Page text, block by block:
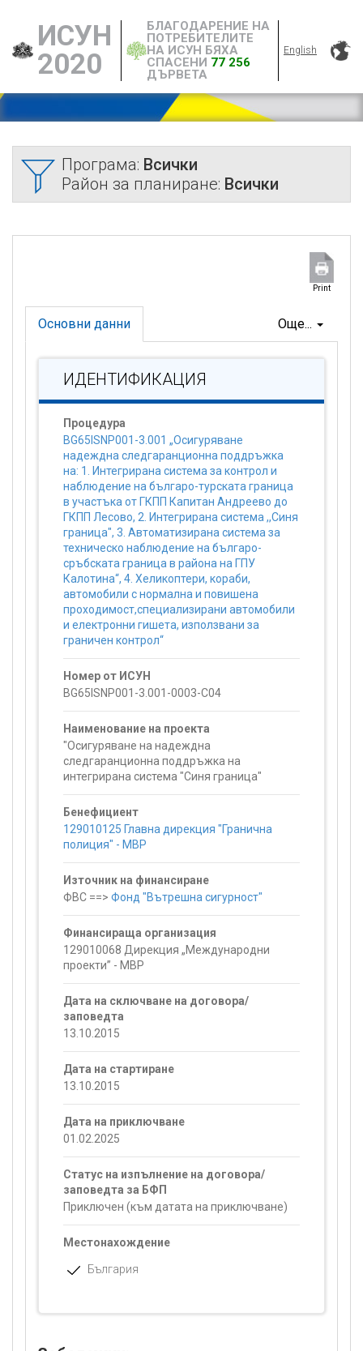
ИСУН
2020
БЛАГОДАРЕНИЕ НА
ПОТРЕБИТЕЛИТЕ
НА ИСУН БЯХА
СПАСЕНИ 77 256
ДЪРВЕТА
English
Програма: Всички
Район за планиране: Всички
Print
Още...
Основни данни
ИДЕНТИФИКАЦИЯ
Процедура
BG65ISNP001-3.001 „Осигуряване
надеждна следгаранционна поддръжка
на: 1. Интегрирана система за контрол и
наблюдение на българо-турската граница
в участъка от ГКПП Капитан Андреево до
ГКПП Лесово, 2. Интегрирана система ,,Синя
граница", 3. Автоматизирана система за
техническо наблюдение на българо-
сръбската граница в района на ГПУ
Калотина“, 4. Хеликоптери, кораби,
автомобили с нормална и повишена
проходимост,специализирани автомобили
и електронни гишета, използвани за
граничен контрол“
Номер от ИСУН
BG65ISNP001-3.001-0003-C04
Наименование на проекта
"Осигуряване на надеждна
следгаранционна поддръжка на
интегрирана система "Синя граница"
Бенефициент
129010125 Главна дирекция "Гранична
полиция" - МВР
Източник на финансиране
ФВС ==> Фонд "Вътрешна сигурност"
Финансираща организация
129010068 Дирекция „Международни
проекти” - МВР
Дата на сключване на договора/
заповедта
13.10.2015
Дата на стартиране
13.10.2015
Дата на приключване
01.02.2025
Статус на изпълнение на договора/
заповедта за БФП
Приключен (към датата на приключване)
Местонахождение
България